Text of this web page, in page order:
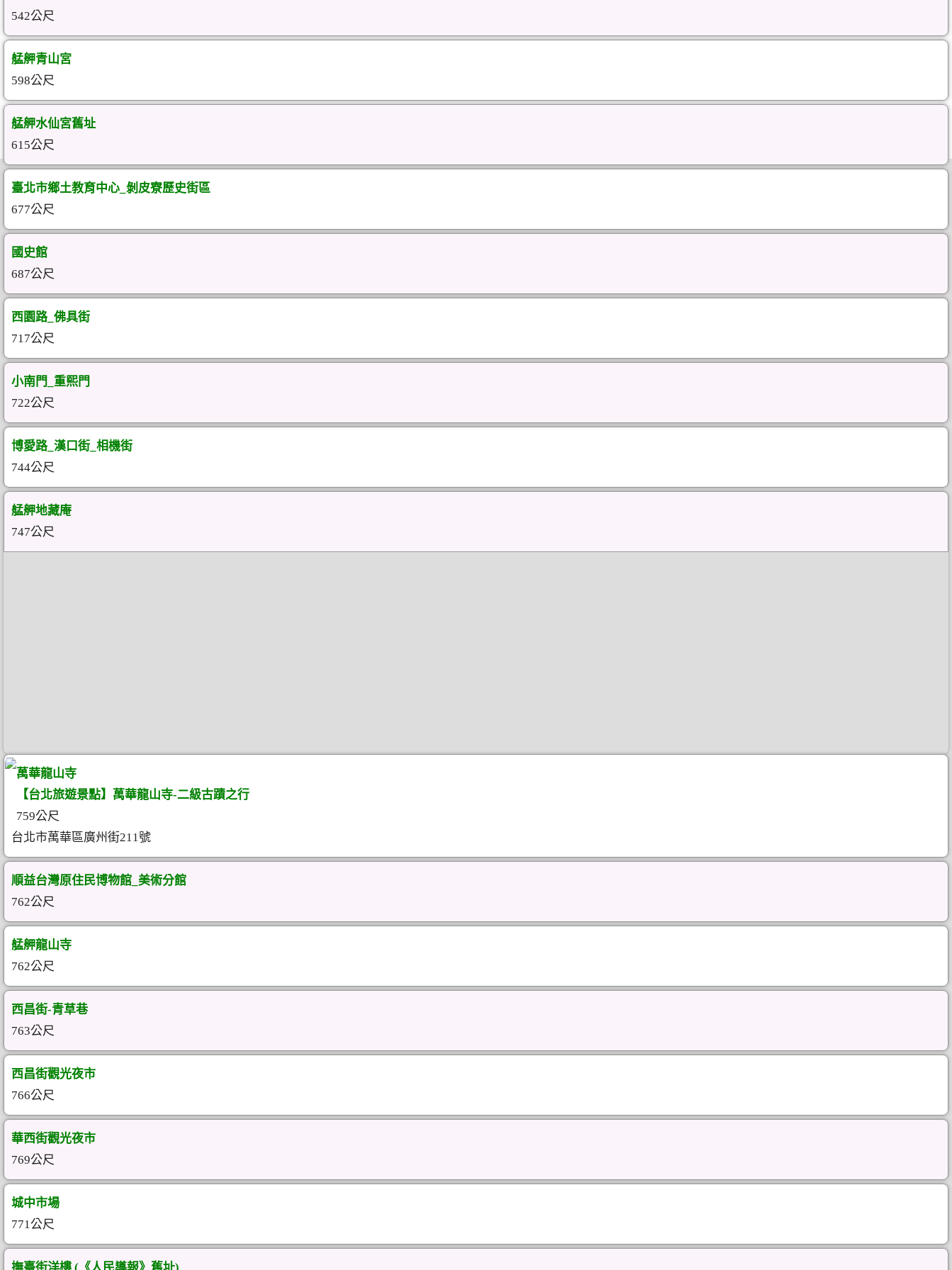
542公尺
艋舺青山宮
598公尺
艋舺水仙宮舊址
615公尺
臺北市鄉土教育中心_剝皮寮歷史街區
677公尺
國史館
687公尺
西園路_佛具街
717公尺
小南門_重熙門
722公尺
博愛路_漢口街_相機街
744公尺
艋舺地藏庵
747公尺
萬華龍山寺
【台北旅遊景點】萬華龍山寺-二級古蹟之行
759公尺
台北市萬華區廣州街211號
順益台灣原住民博物館_美術分館
762公尺
艋舺龍山寺
762公尺
西昌街-青草巷
763公尺
西昌街觀光夜市
766公尺
華西街觀光夜市
769公尺
城中市場
771公尺